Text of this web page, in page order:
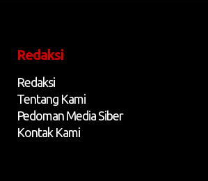
Redaksi
Redaksi
Tentang Kami
Pedoman Media Siber
Kontak Kami